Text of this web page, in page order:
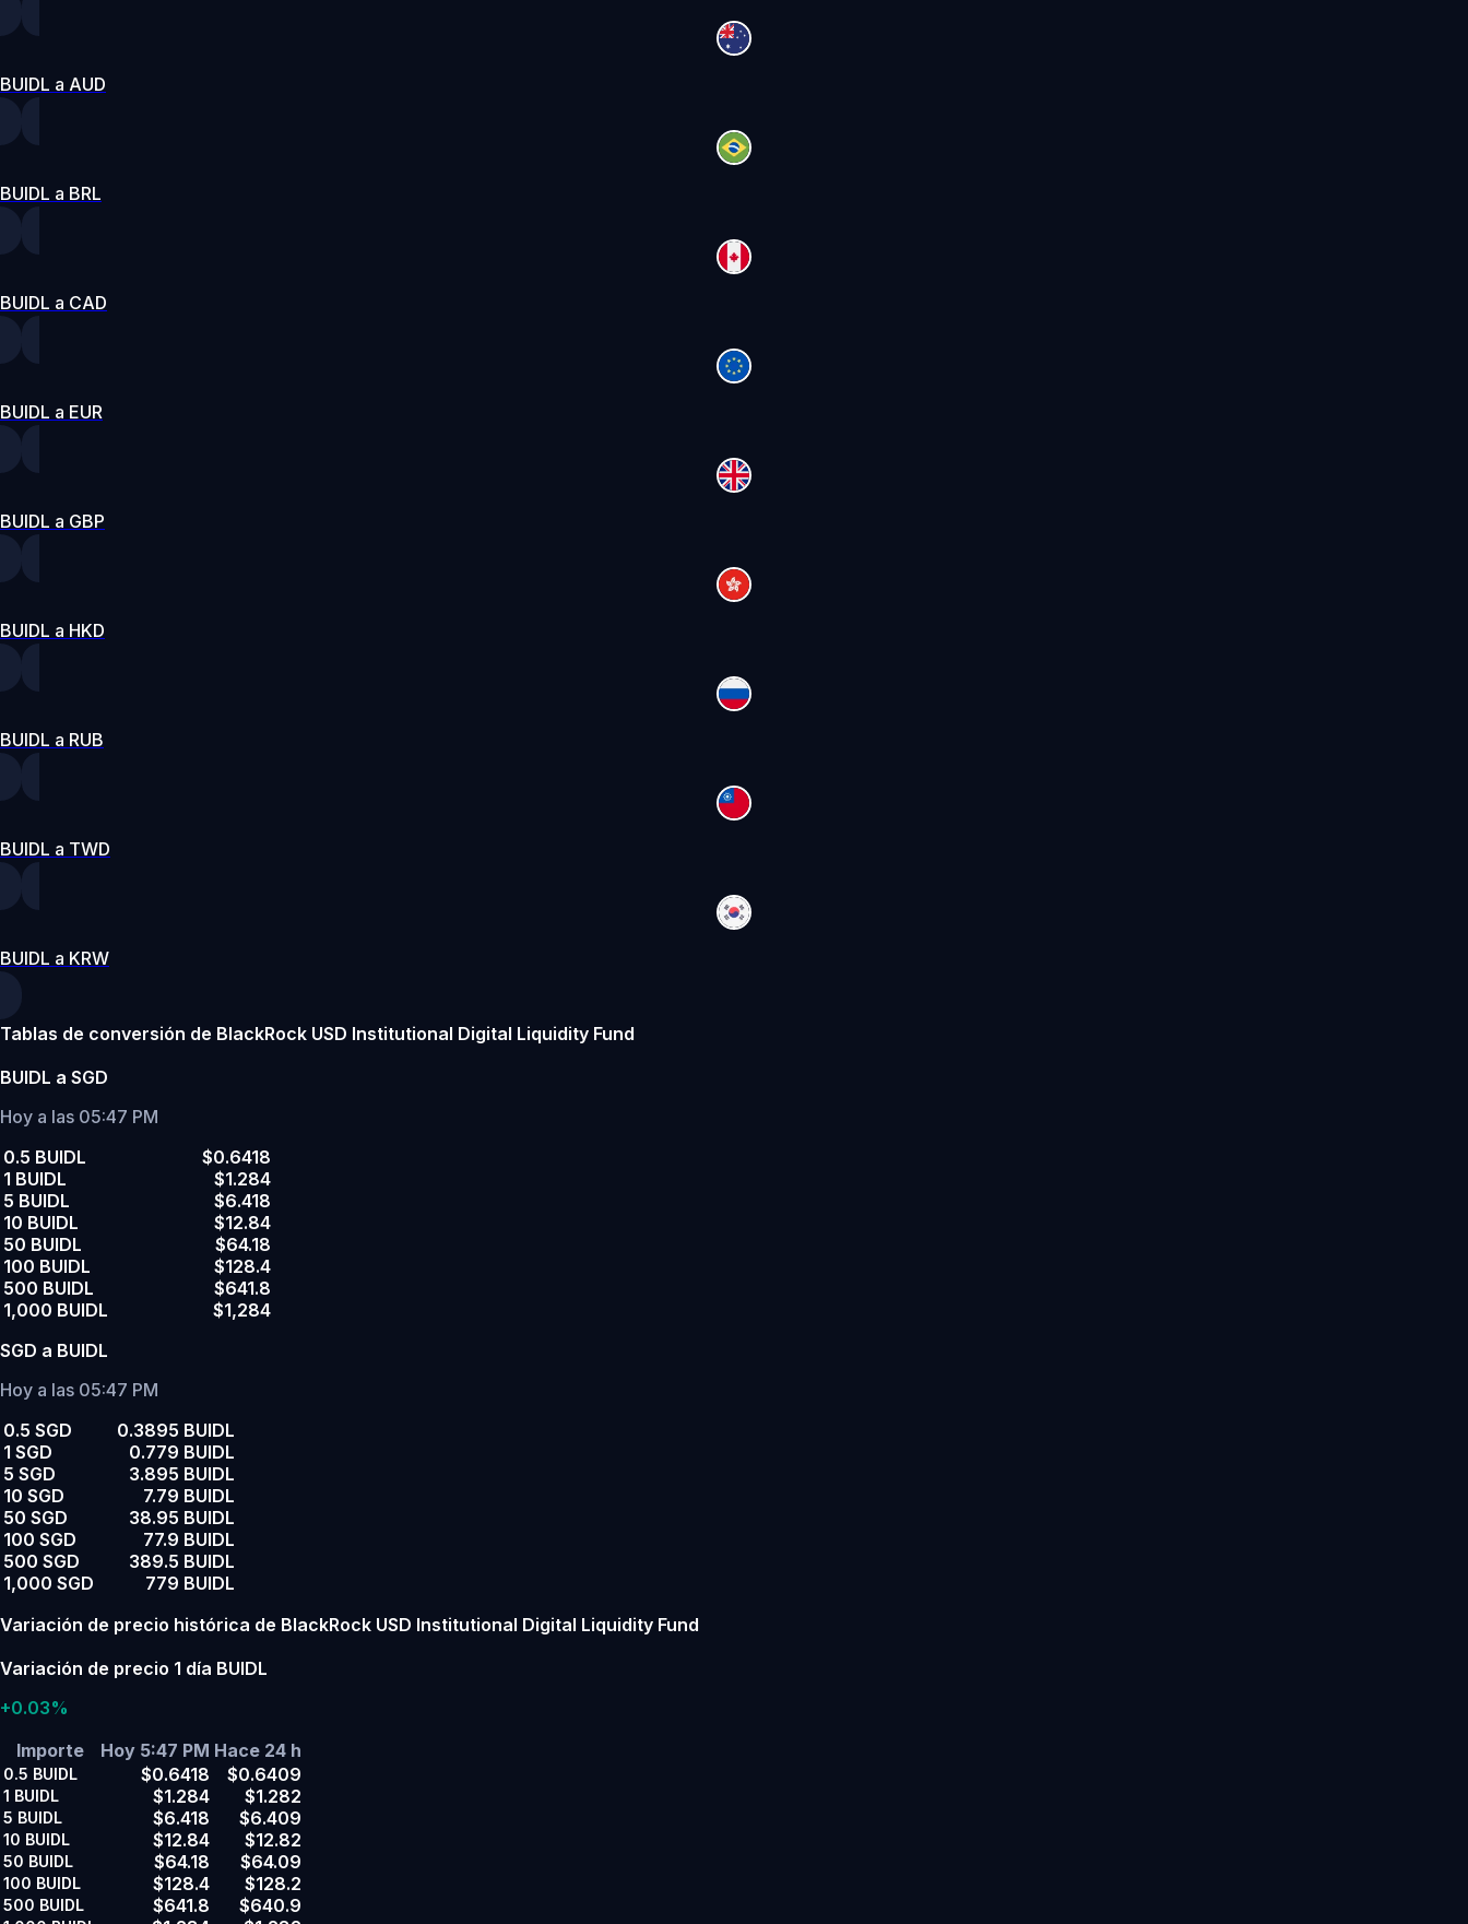
BUIDL a AUD
BUIDL a BRL
BUIDL a CAD
BUIDL a EUR
BUIDL a GBP
BUIDL a HKD
BUIDL a RUB
BUIDL a TWD
BUIDL a KRW
Tablas de conversión de BlackRock USD Institutional Digital Liquidity Fund
BUIDL a SGD
Hoy a las 05:47 PM
0.5 BUIDL
$0.6418
1 BUIDL
$1.284
5 BUIDL
$6.418
10 BUIDL
$12.84
50 BUIDL
$64.18
100 BUIDL
$128.4
500 BUIDL
$641.8
1,000 BUIDL
$1,284
SGD a BUIDL
Hoy a las 05:47 PM
0.5 SGD
0.3895 BUIDL
1 SGD
0.779 BUIDL
5 SGD
3.895 BUIDL
10 SGD
7.79 BUIDL
50 SGD
38.95 BUIDL
100 SGD
77.9 BUIDL
500 SGD
389.5 BUIDL
1,000 SGD
779 BUIDL
Variación de precio histórica de BlackRock USD Institutional Digital Liquidity Fund
Variación de precio 1 día BUIDL
+0.03%
Importe
Hoy 5:47 PM Hace 24 h
0.5 BUIDL $0.6418 $0.6409
1 BUIDL $1.284 $1.282
5 BUIDL $6.418 $6.409
10 BUIDL $12.84 $12.82
50 BUIDL $64.18 $64.09
100 BUIDL $128.4 $128.2
500 BUIDL $641.8 $640.9